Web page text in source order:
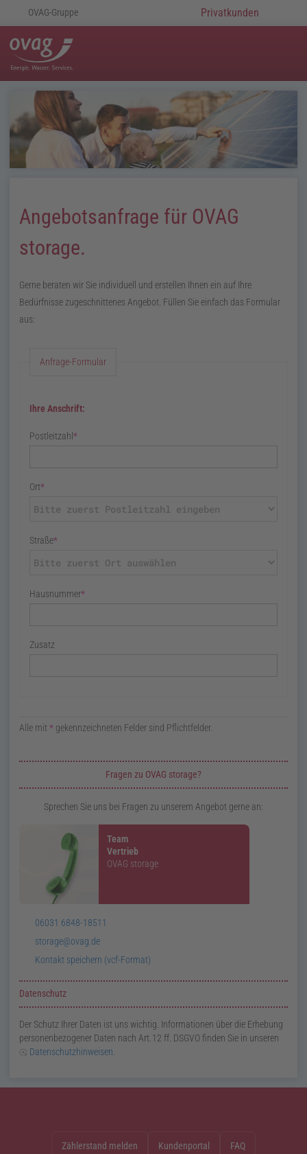
OVAG-Gruppe Privatkunden
Angebotsanfrage für OVAG
storage.
Gerne beraten wir Sie individuell und erstellen Ihnen ein auf Ihre
Bedürfnisse zugeschnittenes Angebot. Füllen Sie einfach das Formular
aus:
Anfrage-Formular
Ihre Anschrift:
Postleitzahl *
Ort*
Straße*
Hausnummer*
Zusatz
Alle mit * gekennzeichneten Felder sind Pflichtfelder.
Zusatzinformationen zur Seite Anfrage OVAG storage
Fragen zu OVAG storage?
Sprechen Sie uns bei Fragen zu unserem Angebot gerne an:
Team
Vertrieb
OVAG storage
Telefon:06031 6848-18511
Mail:
storage@ovag.de
Card:Kontakt speichern (vcf-Format)
Datenschutz
Der Schutz Ihrer Daten ist uns wichtig. Informationen über die Erhebung
personenbezogener Daten nach Art. 12 ff. DSGVO finden Sie in unseren
Datenschutzhinweisen
Zählerstand melden Kundenportal FAQ